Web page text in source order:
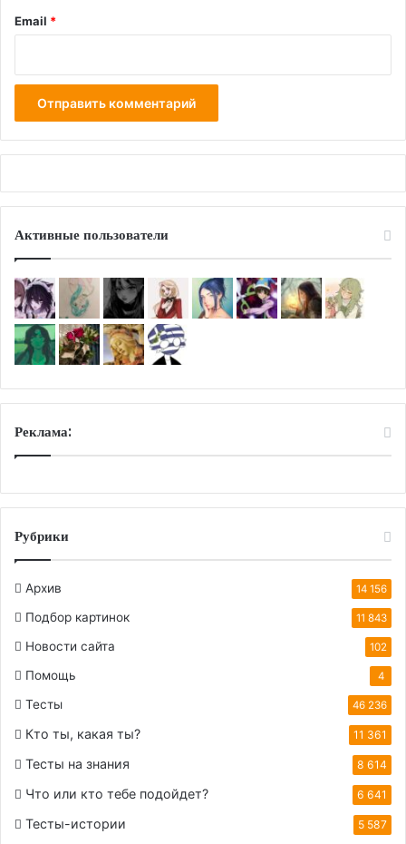
Email *
Активные пользователи
Реклама:
Рубрики
Архив 14 156
Подбор картинок 11 843
Новости сайта 102
Помощь 4
Тесты 46 236
Кто ты, какая ты? 11 361
Тесты на знания 8 614
Что или кто тебе подойдет? 6 641
Тесты-истории 5 587